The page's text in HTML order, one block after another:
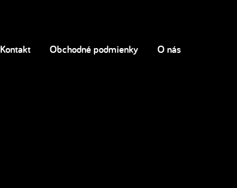
Kontakt Obchodné podmienky O nás